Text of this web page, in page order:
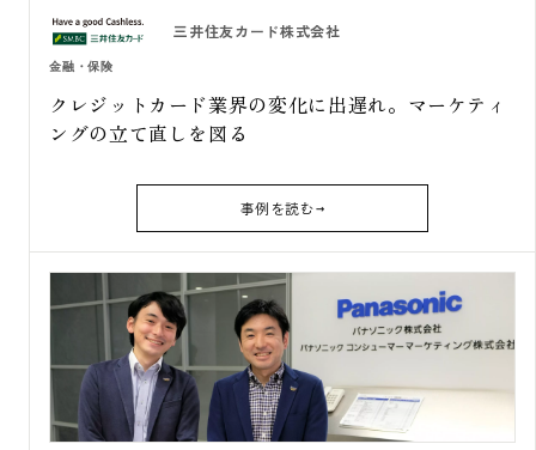
三井住友カード株式会社
金融・保険
クレジットカード業界の変化に出遅れ。マーケティ
ングの立て直しを図る
事例を読む